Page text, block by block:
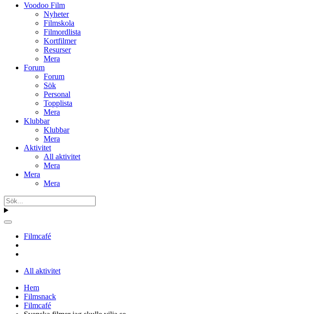
Voodoo Film
Nyheter
Filmskola
Filmordlista
Kortfilmer
Resurser
Mera
Forum
Forum
Sök
Personal
Topplista
Mera
Klubbar
Klubbar
Mera
Aktivitet
All aktivitet
Mera
Mera
Mera
Filmcafé
All aktivitet
Hem
Filmsnack
Filmcafé